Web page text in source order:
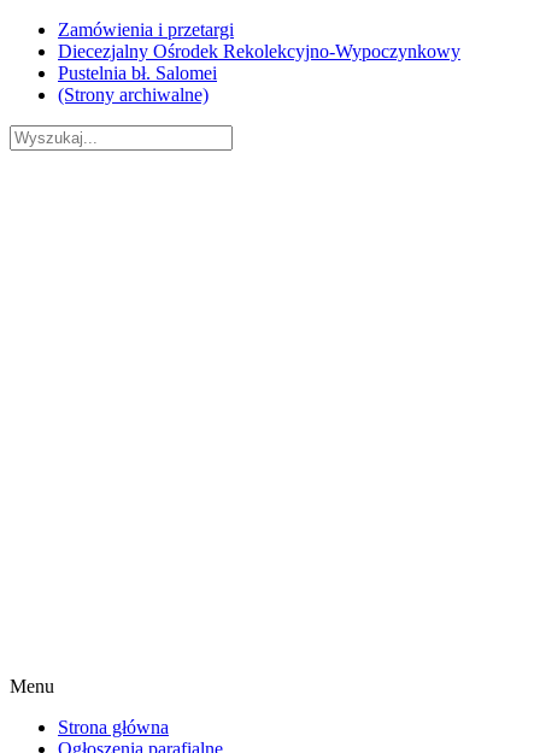
Skip
content
Zamówienia i przetargi
Diecezjalny Ośrodek Rekolekcyjno-Wypoczynkowy
Pustelnia bł. Salomei
(Strony archiwalne)
Menu
Strona główna
Ogłoszenia parafialne